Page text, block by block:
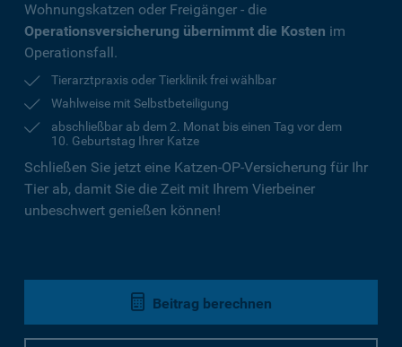
Wohnungskatzen oder Freigänger - die
Operationsversicherung übernimmt die Kosten im
Operationsfall.
Tierarztpraxis oder Tierklinik frei wählbar
Wahlweise mit Selbstbeteiligung
abschließbar ab dem 2. Monat bis einen Tag vor dem
10. Geburtstag Ihrer Katze
Schließen Sie jetzt eine Katzen-OP-Versicherung für Ihr
Tier ab, damit Sie die Zeit mit Ihrem Vierbeiner
unbeschwert genießen können!
Beitrag berechnen